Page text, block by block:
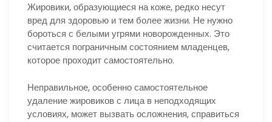
Жировики, образующиеся на коже, редко несут
вред для здоровью и тем более жизни. Не нужно
бороться с белыми угрями новорожденных. Это
считается пограничным состоянием младенцев,
которое проходит самостоятельно.
Неправильное, особенно самостоятельное
удаление жировиков с лица в неподходящих
условиях, может вызвать осложнения, справиться